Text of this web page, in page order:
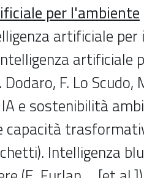
per l'ambiente
artificiale
artificiale
F. Lo Scudo,
e sostenibilità
capacità
Intelligenza